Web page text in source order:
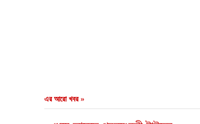
এর আরো খবর »